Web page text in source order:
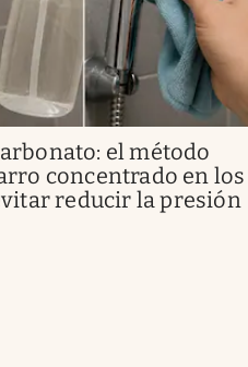
el método
concentrado en los
reducir la presión